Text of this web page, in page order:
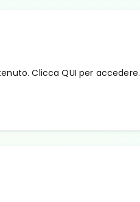
Clicca QUI per accedere.